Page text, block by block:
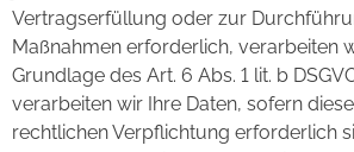
Vertragserfüllung oder zur
Maßnahmen erforderlich, verarbeiten
Grundlage des Art. 6 Abs. 1 lit. b
verarbeiten wir Ihre Daten, sofern
rechtlichen Verpflichtung erforderlich